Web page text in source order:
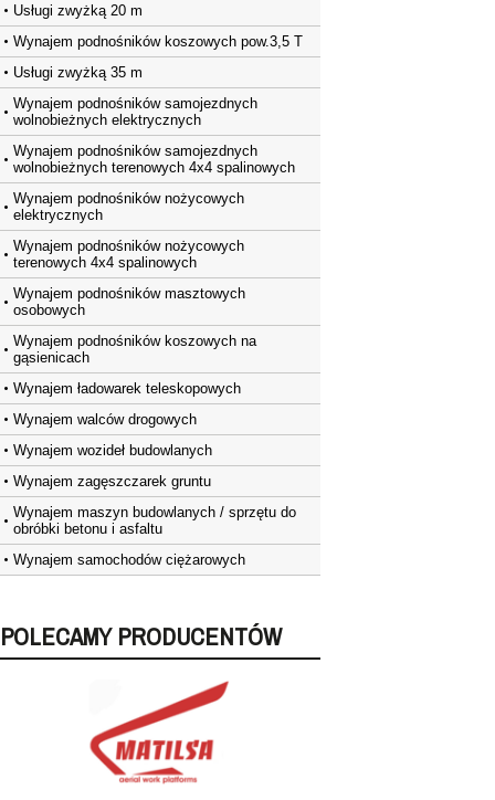
Usługi zwyżką 20 m
Wynajem podnośników koszowych pow.3,5 T
Usługi zwyżką 35 m
Wynajem podnośników samojezdnych
wolnobieżnych elektrycznych
Wynajem podnośników samojezdnych
wolnobieżnych terenowych 4x4 spalinowych
Wynajem podnośników nożycowych
elektrycznych
Wynajem podnośników nożycowych
terenowych 4x4 spalinowych
Wynajem podnośników masztowych
osobowych
Wynajem podnośników koszowych na
gąsienicach
Wynajem ładowarek teleskopowych
Wynajem walców drogowych
Wynajem wozideł budowlanych
Wynajem zagęszczarek gruntu
Wynajem maszyn budowlanych / sprzętu do
obróbki betonu i asfaltu
Wynajem samochodów ciężarowych
POLECAMY PRODUCENTÓW